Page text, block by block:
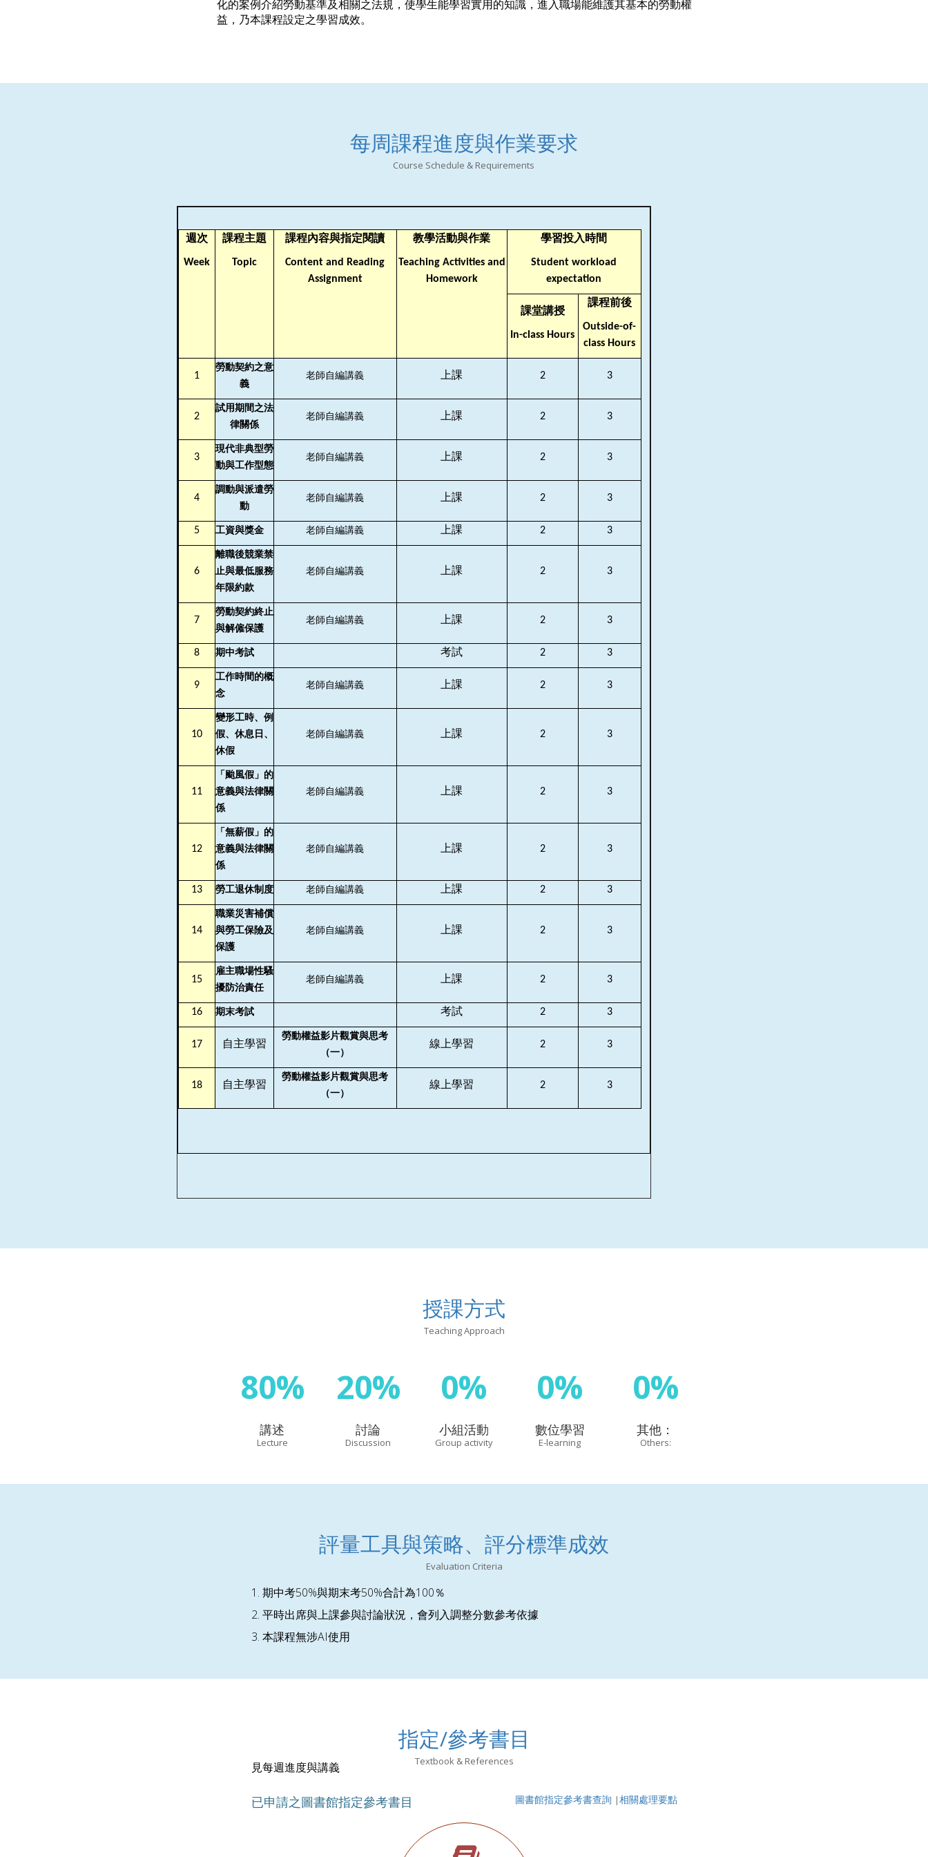
化的案例介紹勞動基準及相關之法規，使學生能學習實用的知識，進入職場能維護其基本的勞動權
益，乃本課程設定之學習成效。
每周課程進度與作業要求
Course Schedule & Requirements
週次
Week
課程主題
Topic
課程內容與指定閱讀
Content and Reading
Assignment
教學活動與作業
Teaching Activities and
Homework
學習投入時間
Student workload
expectation
課堂講授
In-class Hours
課程前後
Outside-of-
class Hours
1
勞動契約之意
義
老師自編講義 上課 2 3
2
試用期間之法
律關係
老師自編講義 上課 2 3
3
現代非典型勞
動與工作型態
老師自編講義 上課 2 3
4
調動與派遣勞
動
老師自編講義 上課 2 3
5 工資與獎金 老師自編講義 上課 2 3
6
離職後競業禁
止與最低服務
年限約款
老師自編講義 上課 2 3
7
勞動契約終止
與解僱保護
老師自編講義 上課 2 3
8 期中考試 考試 2 3
9
工作時間的概
念
老師自編講義 上課 2 3
10
變形工時、例
假、休息日、
休假
老師自編講義 上課 2 3
11
「颱風假」的
意義與法律關
係
老師自編講義 上課 2 3
12
「無薪假」的
意義與法律關
係
老師自編講義 上課 2 3
13 勞工退休制度 老師自編講義 上課 2 3
14
職業災害補償
與勞工保險及
保護
老師自編講義 上課 2 3
15
雇主職場性騷
擾防治責任
老師自編講義 上課 2 3
16 期末考試 考試 2 3
17 自主學習
勞動權益影片觀賞與思考
（一）
線上學習 2 3
18 自主學習
勞動權益影片觀賞與思考
（一）
線上學習 2 3
授課方式
Teaching Approach
80%
講述
Lecture
20%
討論
Discussion
0%
小組活動
Group activity
0%
數位學習
E-learning
0%
其他：
Others:
評量工具與策略、評分標準成效
Evaluation Criteria
1. 期中考50%與期末考50%合計為100％
2. 平時出席與上課參與討論狀況，會列入調整分數參考依據
3. 本課程無涉AI使用
指定/參考書目
Textbook & References
見每週進度與講義
已申請之圖書館指定參考書目 圖書館指定參考書查詢 |相關處理要點